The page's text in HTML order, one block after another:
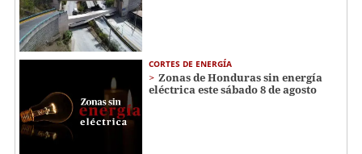
CORTES DE ENERGÍA
Zonas de Honduras sin energía
eléctrica este sábado 8 de agosto